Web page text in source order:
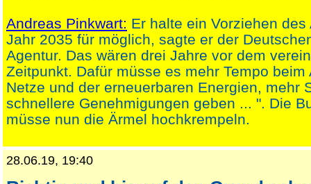
Andreas Pinkwart: Er halte ein Vorziehen
Jahr 2035 für möglich, sagte er der
Agentur. Das wären drei Jahre vor dem
Zeitpunkt. Dafür müsse es mehr Tempo beim
Netze und der erneuerbaren Energien, mehr
schnellere Genehmigungen geben ... ". Die
müsse nun die Ärmel hochkrempeln.
28.06.19, 19:40